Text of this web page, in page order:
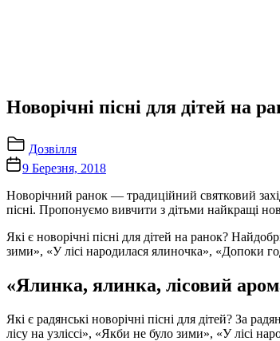
Новорічні пісні для дітей на
Дозвілля
9 Березня, 2018
Новорічний ранок — традиційний святковий
пісні. Пропонуємо вивчити з дітьми найкращі
Які є новорічні пісні для дітей на ранок?
зими», «У лісі народилася ялиночка», «Допоки
«Ялинка, ялинка, лісовий
Які є радянські новорічні пісні для дітей? За
лісу на узліссі», «Якби не було зими», «У лісі